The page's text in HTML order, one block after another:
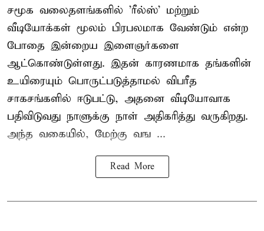
சமூக வலைதளங்களில் 'ரீல்ஸ்' மற்றும்
வீடியோக்கள் மூலம் பிரபலமாக வேண்டும் என்ற
போதை இன்றைய இளைஞர்களை
ஆட்கொண்டுள்ளது. இதன் காரணமாக தங்களின்
உயிரையும் பொருட்படுத்தாமல் விபரீத
சாகசங்களில் ஈடுபட்டு, அதனை வீடியோவாக
பதிவிடுவது நாளுக்கு நாள் அதிகரித்து வருகிறது.
அந்த வகையில், மேற்கு வங ...
Read More